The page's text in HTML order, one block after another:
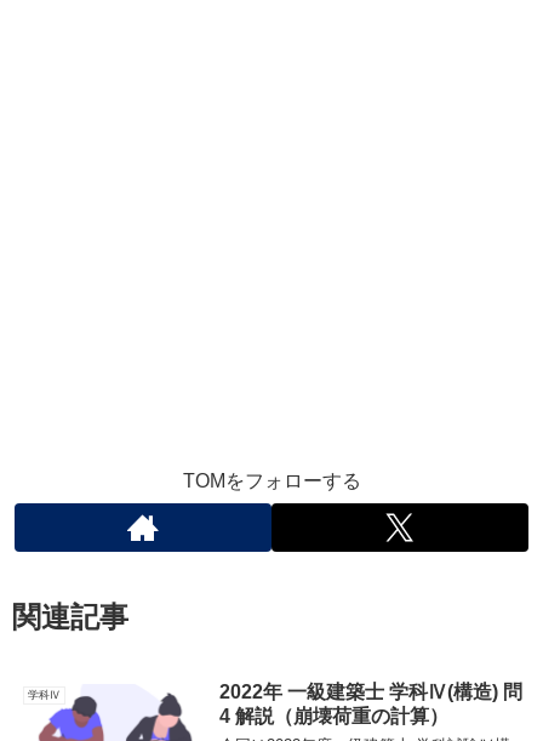
TOMをフォローする
関連記事
学科Ⅳ
2022年 一級建築士 学科Ⅳ(構造) 問
4 解説（崩壊荷重の計算）